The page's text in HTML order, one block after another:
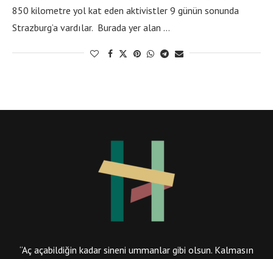
850 kilometre yol kat eden aktivistler 9 günün sonunda
Strazburg’a vardılar. Burada yer alan …
“Aç açabildiğin kadar sineni ummanlar gibi olsun. Kalmasın